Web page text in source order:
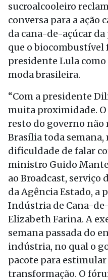
sucroalcooleiro
conversa para a ação
da cana-de-açúcar
que o
presidente Lula
moda brasileira.
“Com a presidente
muita proximidade.
resto do governo não
Brasília toda semana,
dificuldade de falar
ministro Guido
ao Broadcast,
da Agência Estado, a
Indústria de Cana-
Elizabeth Farina. A
semana passada do
indústria, no qual o
pacote para estimular
transformação. O